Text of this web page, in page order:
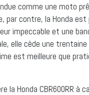
comme une moto
par contre, la Honda
impeccable et une
elle cède une
est meilleure que
la Honda CBR600RR à